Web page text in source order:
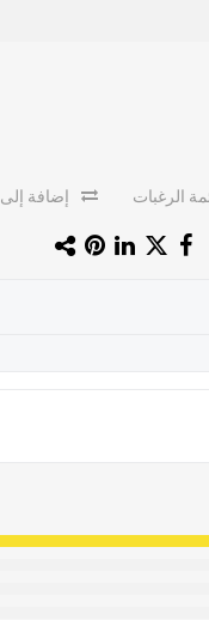
الرغبات إضافة إلى